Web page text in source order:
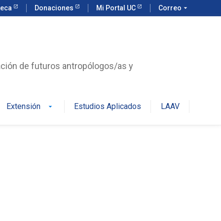
Donaciones Mi Portal UC Correo arrow_drop_down
de futuros antropólogos/as y
Extensión arrow_drop_down Estudios Aplicados LAAV